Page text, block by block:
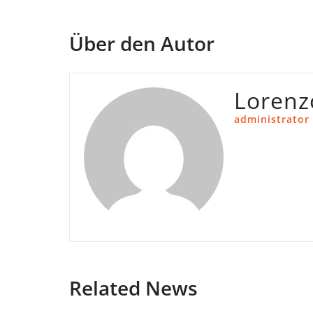
Über den Autor
administrator
Related News